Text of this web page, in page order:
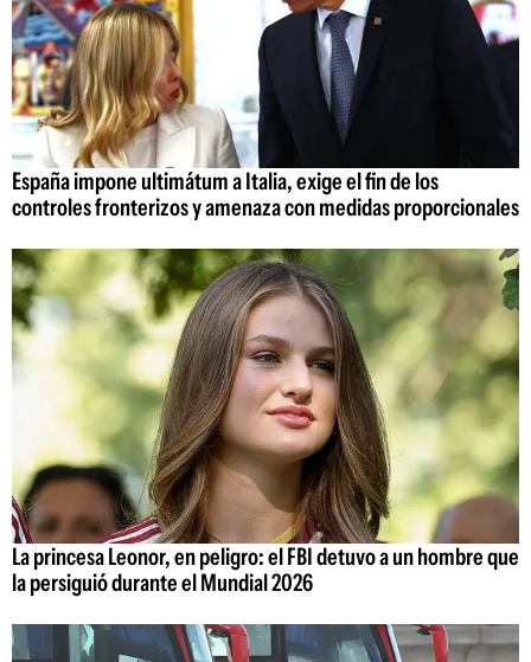
España impone ultimátum a Italia, exige el fin de los
controles fronterizos y amenaza con medidas proporcionales
La princesa Leonor, en peligro: el FBI detuvo a un hombre que
la persiguió durante el Mundial 2026